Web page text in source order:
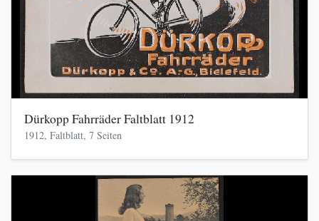
Dürkopp Fahrräder Faltblatt 1912
1912, Faltblatt, 7 Seiten